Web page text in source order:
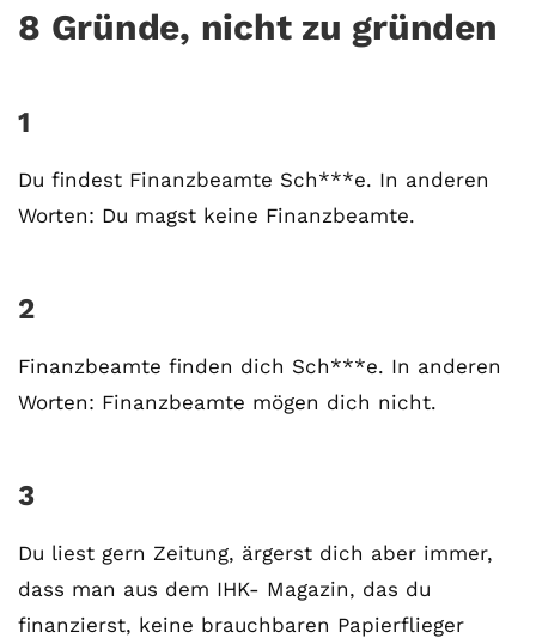
8 Gründe, nicht zu gründen
1
Du findest Finanzbeamte Sch***e. In anderen
Worten: Du magst keine Finanzbeamte.
2
Finanzbeamte finden dich Sch***e. In anderen
Worten: Finanzbeamte mögen dich nicht.
3
Du liest gern Zeitung, ärgerst dich aber immer,
dass man aus dem IHK- Magazin, das du
finanzierst, keine brauchbaren Papierflieger